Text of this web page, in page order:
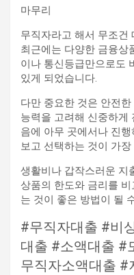
마무리
무직자라고 해서 무조건
최근에는 다양한 금융상
이나 통신등급만으로도
있게 되었습니다.
다만 중요한 것은 안전
능력을 고려해 신중하게
음에 아무 곳에서나 진
보고 선택하는 것이 가장
생활비나 갑작스러운 지
상품의 한도와 금리를
는 것이 좋은 방법이 될
#무직자대출 #비
대출 #소액대출 #
무직자소액대출 #